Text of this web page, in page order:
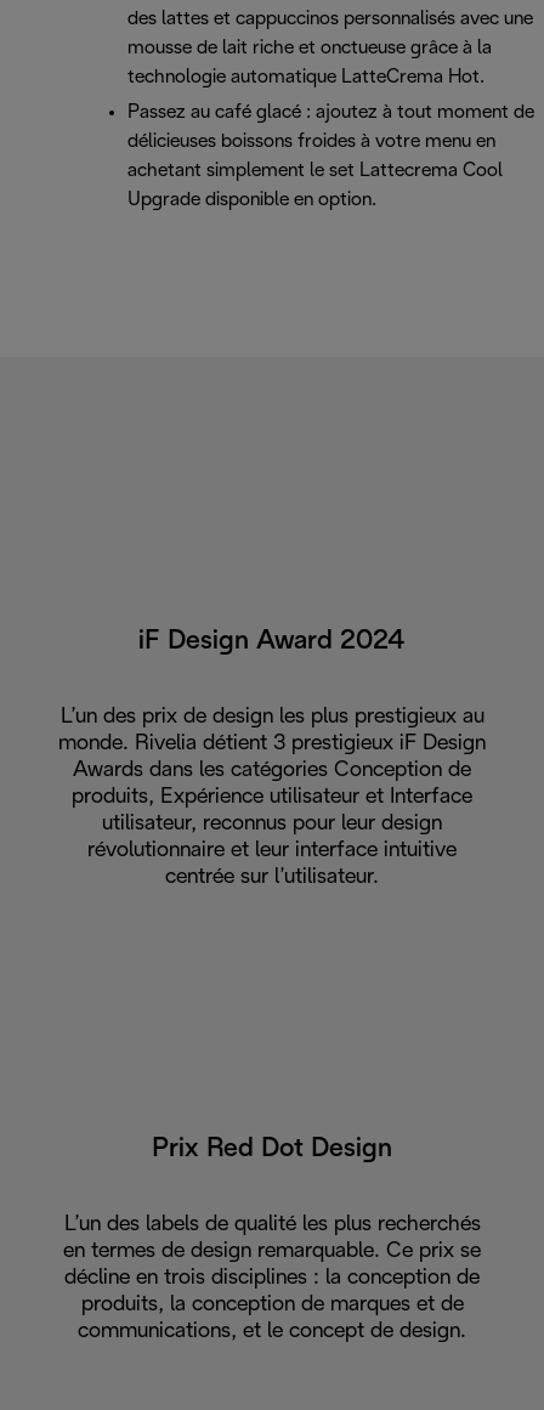
des lattes et cappuccinos personnalisés avec une
mousse de lait riche et onctueuse grâce à la
technologie automatique LatteCrema Hot.
Passez au café glacé : ajoutez à tout moment de
délicieuses boissons froides à votre menu en
achetant simplement le set Lattecrema Cool
Upgrade disponible en option.
iF Design Award 2024
L’un des prix de design les plus prestigieux au
monde. Rivelia détient 3 prestigieux iF Design
Awards dans les catégories Conception de
produits, Expérience utilisateur et Interface
utilisateur, reconnus pour leur design
révolutionnaire et leur interface intuitive
centrée sur l’utilisateur.
Prix Red Dot Design
L’un des labels de qualité les plus recherchés
en termes de design remarquable. Ce prix se
décline en trois disciplines : la conception de
produits, la conception de marques et de
communications, et le concept de design.